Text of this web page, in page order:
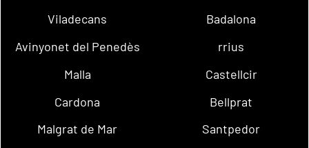
Viladecans
Badalona
Avinyonet del Penedès
rrius
Malla
Castellcir
Cardona
Bellprat
Malgrat de Mar
Santpedor